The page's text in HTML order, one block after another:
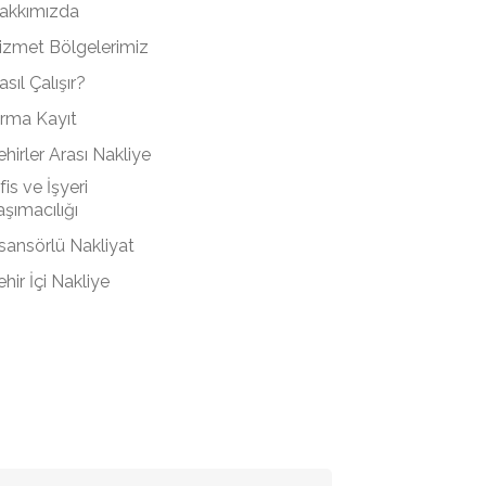
Bölgelerimiz
Çalışır?
Kayıt
Arası Nakliye
ve İşyeri
Nakliyat
İçi Nakliye